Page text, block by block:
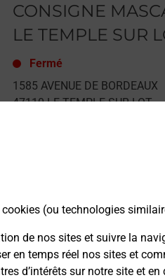
(ou technologies
de nos sites et suivre la
en temps réel nos sites et
d’intérêts sur notre site et en
CONSIGNE
LE TEMPLE SUR
Fermé
1585 AVENUE DE BORDEAUX
47110 LE TEMPLE SUR LOT